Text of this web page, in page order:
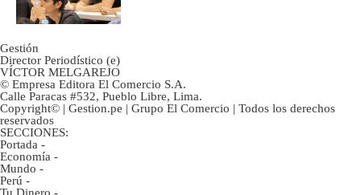
Gestión
Director Periodístico (e)
VÍCTOR MELGAREJO
© Empresa Editora El Comercio S.A.
Calle Paracas #532, Pueblo Libre, Lima.
Copyright© | Gestion.pe | Grupo El Comercio | Todos los derechos
reservados
SECCIONES:
Portada -
Economía -
Mundo -
Perú -
Tu Dinero -